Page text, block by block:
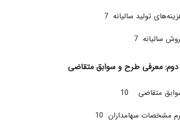
معرفی طرح و سوابق متقاضی